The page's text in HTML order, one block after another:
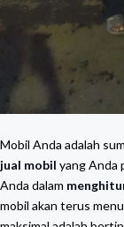
Mobil Anda adalah
jual mobil yang Anda
Anda dalam
mobil akan terus